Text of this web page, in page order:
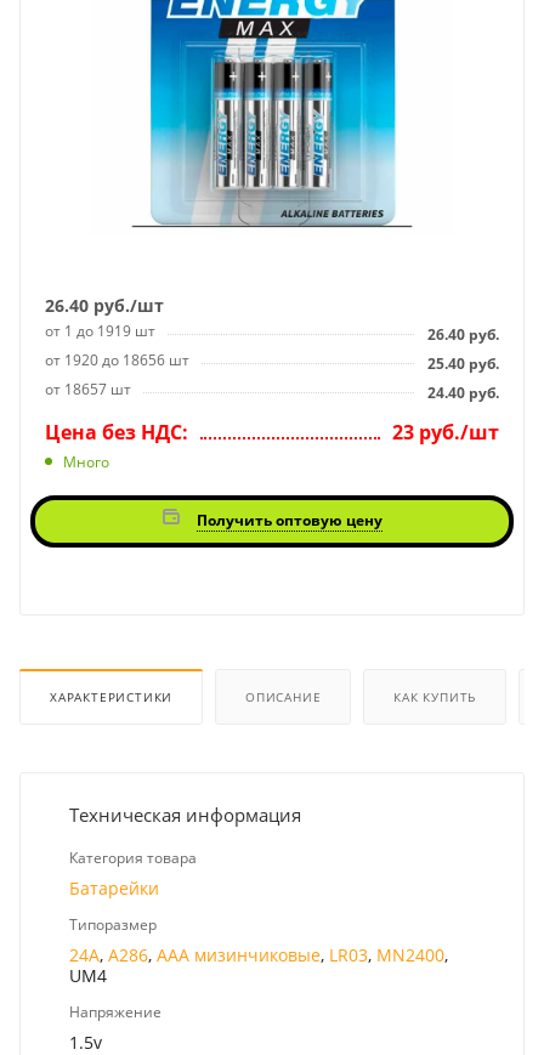
26.40 руб./шт
от 1 до 1919 шт 26.40 руб.
от 1920 до 18656 шт
25.40 руб.
от 18657 шт
24.40 руб.
Цена без НДС: 23 руб./шт
Много
Получить оптовую цену
ХАРАКТЕРИСТИКИ ОПИСАНИЕ КАК КУПИТЬ
Техническая информация
Категория товара
Батарейки
Типоразмер
24A, A286, AAA мизинчиковые, LR03, MN2400,
UM4
Напряжение
1.5v